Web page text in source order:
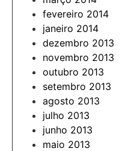
fevereiro 2014
janeiro 2014
dezembro 2013
novembro 2013
outubro 2013
setembro 2013
agosto 2013
julho 2013
junho 2013
maio 2013